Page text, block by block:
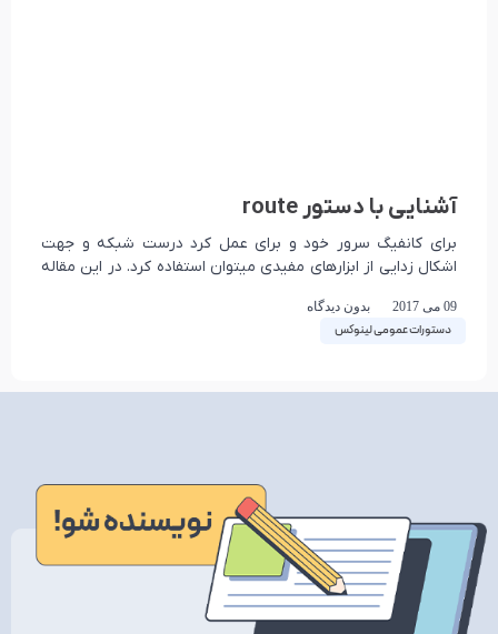
دستورات عمومی لینوکس
آشنایی با دستور route
برای کانفیگ سرور خود و برای عمل کرد درست شبکه و جهت
اشکال زدایی از ابزارهای مفیدی میتوان استفاده کرد. در این مقاله
09 می 2017 بدون دیدگاه